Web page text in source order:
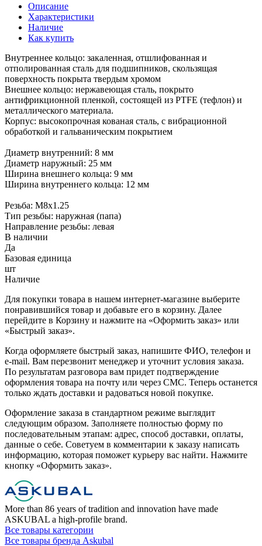
Описание
Характеристики
Наличие
Как купить
Внутреннее кольцо: закаленная, отшлифованная и
отполированная сталь для подшипников, скользящая
поверхность покрыта твердым хромом
Внешнее кольцо: нержавеющая сталь, покрыто
антифрикционной пленкой, состоящей из PTFE (тефлон) и
металлического материала.
Корпус: высокопрочная кованая сталь, с вибрационной
обработкой и гальваническим покрытием
Диаметр внутренний: 8 мм
Диаметр наружный: 25 мм
Ширина внешнего кольца: 9 мм
Ширина внутреннего кольца: 12 мм
Резьба: М8х1.25
Тип резьбы: наружная (папа)
Направление резьбы: левая
В наличии
Да
Базовая единица
шт
Наличие
Для покупки товара в нашем интернет-магазине выберите
понравившийся товар и добавьте его в корзину. Далее
перейдите в Корзину и нажмите на «Оформить заказ» или
«Быстрый заказ».
Когда оформляете быстрый заказ, напишите ФИО, телефон и
e-mail. Вам перезвонит менеджер и уточнит условия заказа.
По результатам разговора вам придет подтверждение
оформления товара на почту или через СМС. Теперь останется
только ждать доставки и радоваться новой покупке.
Оформление заказа в стандартном режиме выглядит
следующим образом. Заполняете полностью форму по
последовательным этапам: адрес, способ доставки, оплаты,
данные о себе. Советуем в комментарии к заказу написать
информацию, которая поможет курьеру вас найти. Нажмите
кнопку «Оформить заказ».
More than 86 years of tradition and innovation have made
ASKUBAL a high-profile brand.
Все товары категории
Все товары бренда Askubal